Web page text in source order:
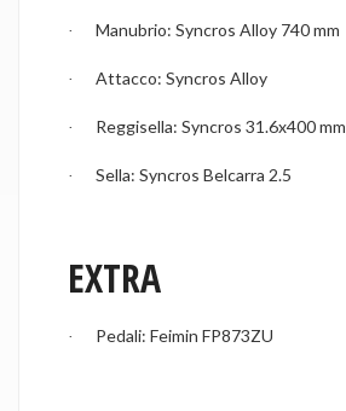
· Manubrio: Syncros Alloy 740 mm
· Attacco: Syncros Alloy
· Reggisella: Syncros 31.6x400 mm
· Sella: Syncros Belcarra 2.5
EXTRA
· Pedali: Feimin FP873ZU